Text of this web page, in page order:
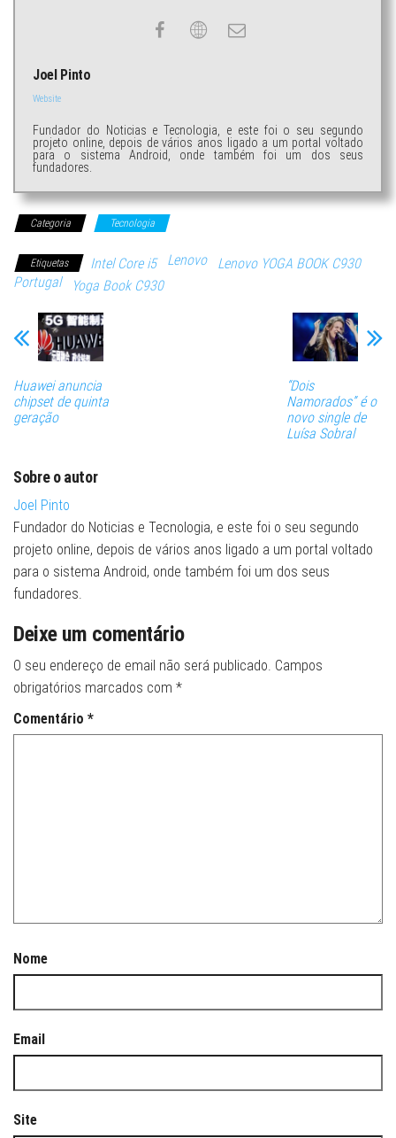
Joel Pinto
Website
Fundador do Noticias e Tecnologia, e este foi o seu segundo
projeto online, depois de vários anos ligado a um portal voltado
para o sistema Android, onde também foi um dos seus
fundadores.
Categoria Tecnologia
Etiquetas Intel Core i5 Lenovo
Lenovo YOGA BOOK C930
Portugal
Yoga Book C930
Huawei anuncia
chipset de quinta
geração
“Dois
Namorados” é o
novo single de
Luísa Sobral
Sobre o autor
Joel Pinto
Fundador do Noticias e Tecnologia, e este foi o seu segundo
projeto online, depois de vários anos ligado a um portal voltado
para o sistema Android, onde também foi um dos seus
fundadores.
Deixe um comentário
O seu endereço de email não será publicado. Campos
obrigatórios marcados com *
Comentário *
Nome
Email
Site